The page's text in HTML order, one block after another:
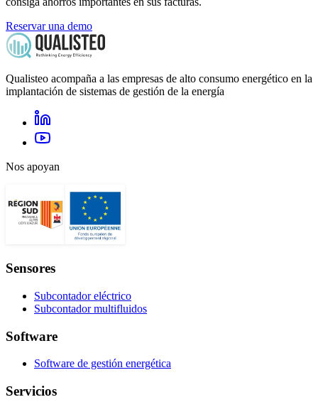
Reservar una demo
Qualisteo acompaña a las empresas de alto consumo energético en la
implantación de sistemas de gestión de la energía
Nos apoyan
Sensores
Subcontador eléctrico
Subcontador multifluidos
Software
Software de gestión energética
Servicios